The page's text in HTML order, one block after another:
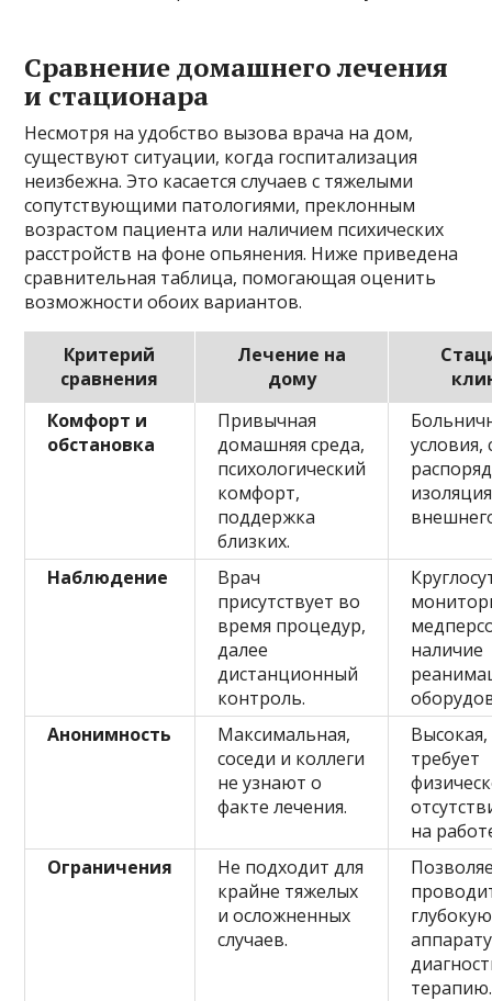
Сравнение домашнего лечения
и стационара
Несмотря на удобство вызова врача на дом,
существуют ситуации, когда госпитализация
неизбежна. Это касается случаев с тяжелыми
сопутствующими патологиями, преклонным
возрастом пациента или наличием психических
расстройств на фоне опьянения. Ниже приведена
сравнительная таблица, помогающая оценить
возможности обоих вариантов.
Критерий
сравнения
Лечение на
дому
Комфорт и
обстановка
Привычная
домашняя среда,
психологический
комфорт,
поддержка
близких.
условия,
Наблюдение
Врач
присутствует во
время процедур,
далее
дистанционный
контроль.
наличие
Анонимность
Максимальная,
соседи и коллеги
не узнают о
факте лечения.
требует
на
Ограничения
Не подходит для
крайне тяжелых
и осложненных
случаев.
глубокую
терапию.